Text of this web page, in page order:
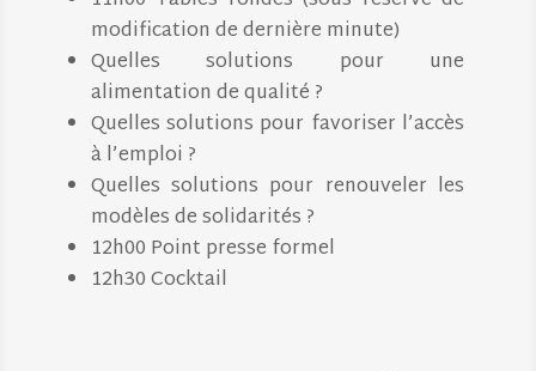
modification de dernière minute)
Quelles solutions pour une
alimentation de qualité ?
Quelles solutions pour favoriser l’accès
à l’emploi ?
Quelles solutions pour renouveler les
modèles de solidarités ?
12h00 Point presse formel
12h30 Cocktail